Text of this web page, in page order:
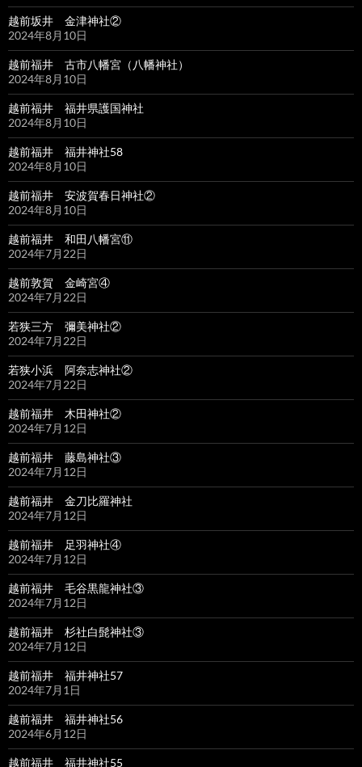
越前坂井 金津神社②
2024年8月10日
越前福井 古市八幡宮（八幡神社）
2024年8月10日
越前福井 福井県護国神社
2024年8月10日
越前福井 福井神社58
2024年8月10日
越前福井 安波賀春日神社②
2024年8月10日
越前福井 和田八幡宮⑪
2024年7月22日
越前敦賀 金崎宮④
2024年7月22日
若狭三方 彌美神社②
2024年7月22日
若狭小浜 阿奈志神社②
2024年7月22日
越前福井 木田神社②
2024年7月12日
越前福井 藤島神社③
2024年7月12日
越前福井 金刀比羅神社
2024年7月12日
越前福井 足羽神社④
2024年7月12日
越前福井 毛谷黒龍神社③
2024年7月12日
越前福井 杉社白髭神社③
2024年7月12日
越前福井 福井神社57
2024年7月1日
越前福井 福井神社56
2024年6月12日
越前福井 福井神社55